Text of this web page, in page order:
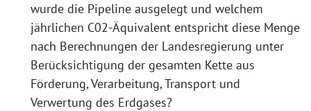
wurde die Pipeline ausgelegt und welchem
jährlichen C02-Äquivalent entspricht diese Menge
nach Berechnungen der Landesregierung unter
Berücksichtigung der gesamten Kette aus
Förderung, Verarbeitung, Transport und
Verwertung des Erdgases?